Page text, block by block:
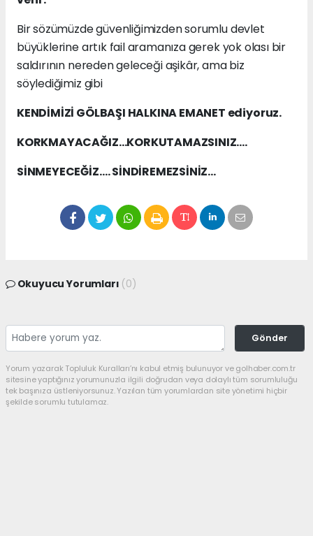
Bir sözümüzde güvenliğimizden sorumlu devlet
büyüklerine artık fail aramanıza gerek yok olası bir
saldırının nereden geleceği aşikâr, ama biz
söylediğimiz gibi
KENDİMİZİ GÖLBAŞI HALKINA EMANET ediyoruz.
KORKMAYACAĞIZ…KORKUTAMAZSINIZ….
SİNMEYECEĞİZ…. SİNDİREMEZSİNİZ…
Okuyucu Yorumları (0)
Gönder
Yorum yazarak Topluluk Kuralları’nı kabul etmiş bulunuyor ve golhaber.com.tr
sitesine yaptığınız yorumunuzla ilgili doğrudan veya dolaylı tüm sorumluluğu
tek başınıza üstleniyorsunuz. Yazılan tüm yorumlardan site yönetimi hiçbir
şekilde sorumlu tutulamaz.